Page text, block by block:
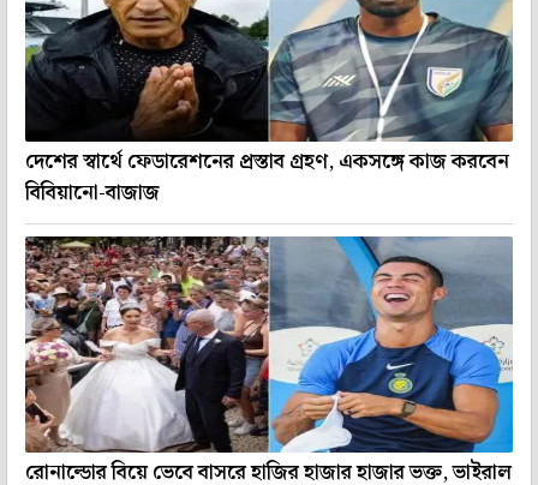
দেশের স্বার্থে ফেডারেশনের প্রস্তাব গ্রহণ, একসঙ্গে কাজ করবেন
বিবিয়ানো-বাজাজ
রোনাল্ডোর বিয়ে ভেবে বাসরে হাজির হাজার হাজার ভক্ত, ভাইরাল